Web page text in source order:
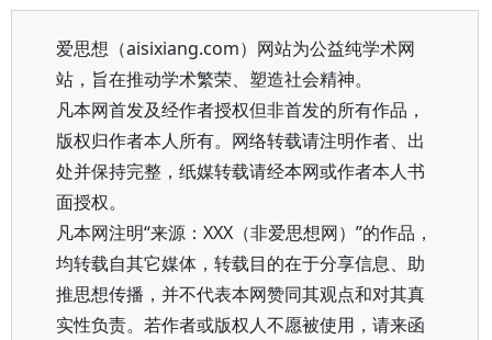
爱思想（aisixiang.com）网站为公益纯学术网
站，旨在推动学术繁荣、塑造社会精神。
凡本网首发及经作者授权但非首发的所有作品，
版权归作者本人所有。网络转载请注明作者、出
处并保持完整，纸媒转载请经本网或作者本人书
面授权。
凡本网注明“来源：XXX（非爱思想网）”的作品，
均转载自其它媒体，转载目的在于分享信息、助
推思想传播，并不代表本网赞同其观点和对其真
实性负责。若作者或版权人不愿被使用，请来函